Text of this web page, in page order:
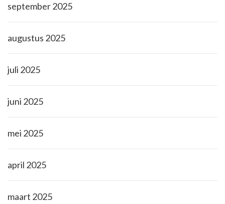
september 2025
augustus 2025
juli 2025
juni 2025
mei 2025
april 2025
maart 2025